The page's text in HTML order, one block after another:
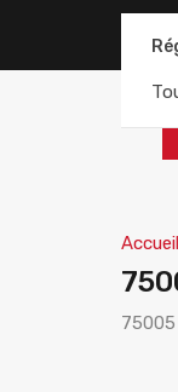
Accueil
75005